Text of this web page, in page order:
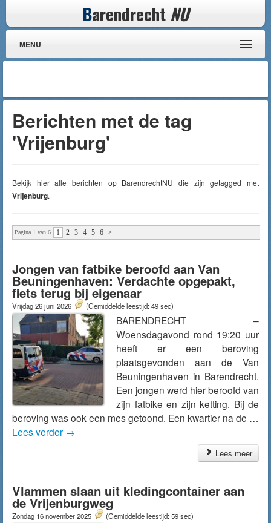
Barendrecht NU
MENU
Berichten met de tag
'Vrijenburg'
Bekijk hier alle berichten op BarendrechtNU die zijn getagged met
Vrijenburg.
Pagina 1 van 6 1 2 3 4 5 6 >
Jongen van fatbike beroofd aan Van
Beuningenhaven: Verdachte opgepakt,
fiets terug bij eigenaar
Vrijdag 26 juni 2026 (Gemiddelde leestijd: 49 sec)
BARENDRECHT –
Woensdagavond rond 19:20 uur
heeft er een beroving
plaatsgevonden aan de Van
Beuningenhaven in Barendrecht.
Een jongen werd hier beroofd van
zijn fatbike en zijn ketting. Bij de
beroving was ook een mes getoond. Een kwartier na de …
Lees verder →
Lees meer
Vlammen slaan uit kledingcontainer aan
de Vrijenburgweg
Zondag 16 november 2025 (Gemiddelde leestijd: 59 sec)